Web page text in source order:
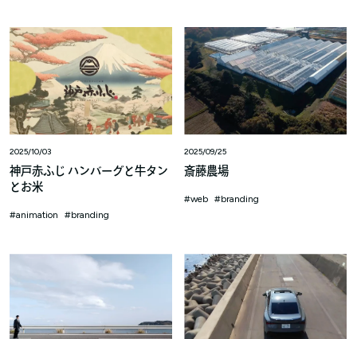
2025/10/03
神戸赤ふじ ハンバーグと牛タン
とお米
animation branding
2025/09/25
斎藤農場
web branding